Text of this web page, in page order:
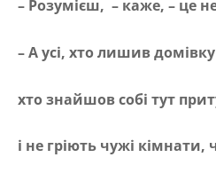
– Розумієш, – каже, – це
– А усі, хто лишив
хто знайшов собі тут
і не гріють чужі